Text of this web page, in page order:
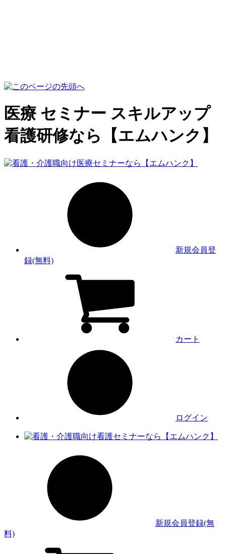
医療 セミナー スキルアップ
看護研修なら【エムハンク】
新規会員登
録(無料)
カート
ログイン
新規会員登録(無
料)